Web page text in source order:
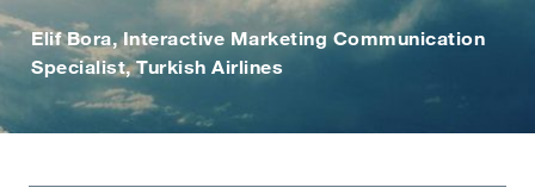
Elif Bora, Interactive Marketing Communication
Specialist, Turkish Airlines